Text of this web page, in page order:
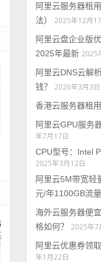
阿里云服务器租
法）
2025年12月
阿里云盘企业版
2025年最新 2025
阿里云DNS云解
钱？
2026年3月3日
香港云服务器租
阿里云GPU服务
年7月17日
CPU型号：Intel
2025年3月12日
阿里云5M带宽轻
元/年1100GB流量
海外云服务器便
格如何？
2025年7
阿里云优惠券领
年1月22日